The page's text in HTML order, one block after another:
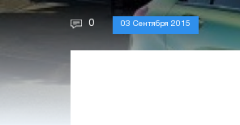
0 03 Сентября 2015